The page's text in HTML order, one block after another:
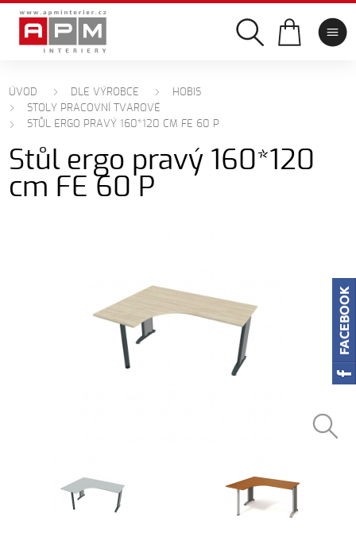
ÚVOD DLE VÝROBCE
HOBIS
STOLY PRACOVNÍ TVAROVÉ
STŮL ERGO PRAVÝ 160*120 CM FE 60 P
Stůl ergo pravý 160*120
cm FE 60 P